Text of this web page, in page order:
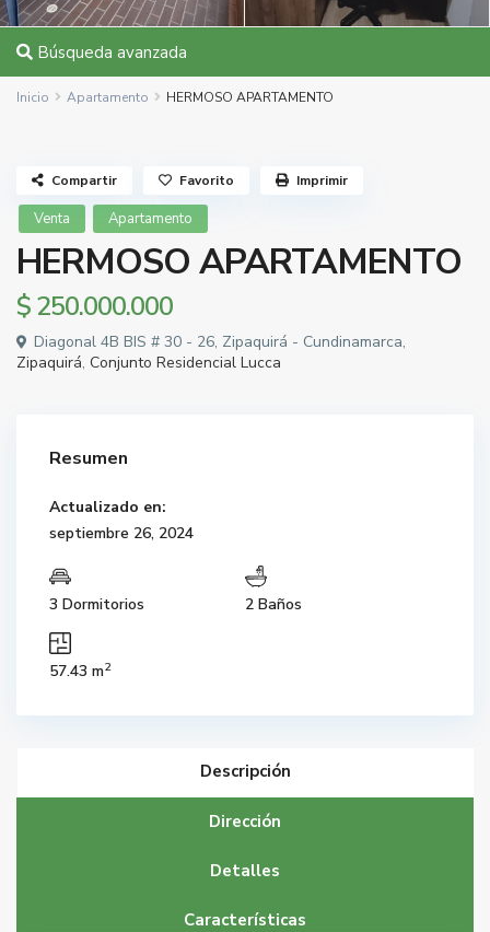
Búsqueda avanzada
Inicio Apartamento HERMOSO APARTAMENTO
Venta Apartamento
HERMOSO APARTAMENTO
$ 250.000.000
Diagonal 4B BIS # 30 - 26, Zipaquirá - Cundinamarca,
Zipaquirá, Conjunto Residencial Lucca
Compartir Favorito Imprimir
Resumen
Actualizado en:
septiembre 26, 2024
3 Dormitorios 2 Baños
57.43 m2
Descripción
Dirección
Detalles
Características